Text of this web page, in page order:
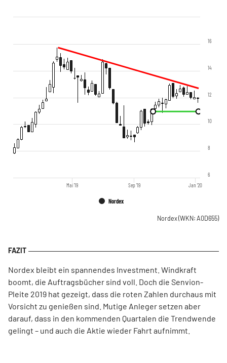
Nordex
Jan '20
Mai '19 Sep '19
6
8
10
12
14
16
Nordex(WKN: A0D655)
Nordex bleibt ein spannendes Investment. Windkraft
boomt, die Auftragsbücher sind voll. Doch die Senvion-
Pleite 2019 hat gezeigt, dass die roten Zahlen durchaus mit
Vorsicht zu genießen sind. Mutige Anleger setzen aber
darauf, dass in den kommenden Quartalen die Trendwende
gelingt – und auch die Aktie wieder Fahrt aufnimmt.